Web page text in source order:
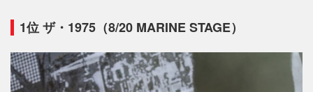
1位 ザ・1975（8/20 MARINE STAGE）